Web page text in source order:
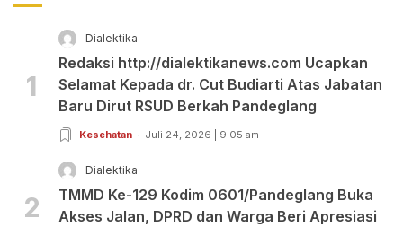
1
Dialektika
Redaksi http://dialektikanews.com Ucapkan
Selamat Kepada dr. Cut Budiarti Atas Jabatan
Baru Dirut RSUD Berkah Pandeglang
Kesehatan Juli 24, 2026 | 9:05 am
2
Dialektika
TMMD Ke-129 Kodim 0601/Pandeglang Buka
Akses Jalan, DPRD dan Warga Beri Apresiasi